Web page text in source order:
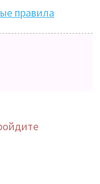
правила